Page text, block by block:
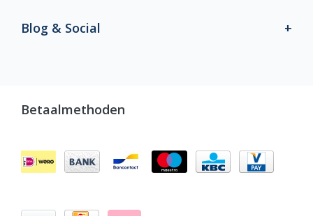
Blog & Social
Betaalmethoden